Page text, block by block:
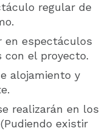
regular de
en espectáculos
con el proyecto.
alojamiento y
realizarán en los
existir